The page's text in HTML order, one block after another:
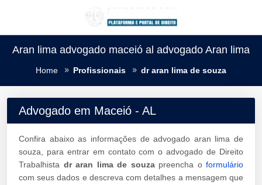
Aran lima advogado maceió al advogado Aran lima
Home Profissionais dr aran lima de souza
Advogado em Maceió - AL
Confira abaixo as informações de advogado aran lima de
souza, para entrar em contato com o advogado de Direito
Trabalhista dr aran lima de souzapreencha o formulário
com seus dados e descreva com detalhes a mensagem que